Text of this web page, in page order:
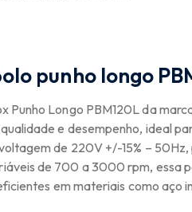
punho longo
Punho Longo PBM120L da
e desempenho, ideal
de 220V +/-15% –
de 700 a 3000 rpm, essa
em materiais como aço